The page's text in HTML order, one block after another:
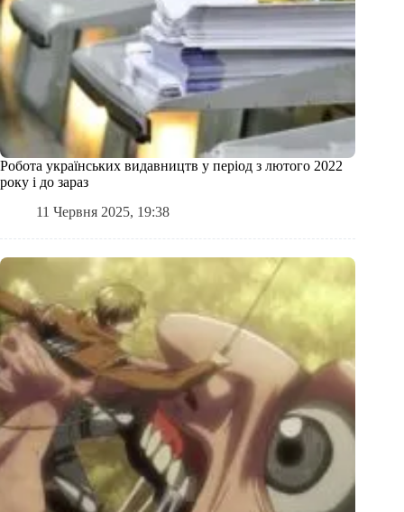
Робота українських видавництв у період з лютого 2022
року і до зараз
11 Червня 2025, 19:38